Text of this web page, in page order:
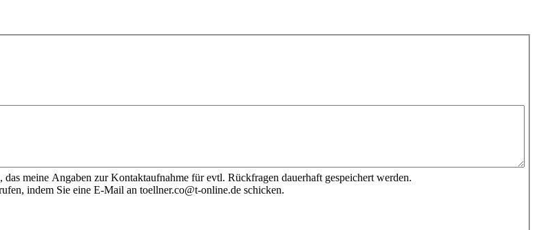
meine Angaben zur Kontaktaufnahme für evtl. Rückfragen dauerhaft gespeichert werden.
indem Sie eine E-Mail an toellner.co@t-online.de schicken.